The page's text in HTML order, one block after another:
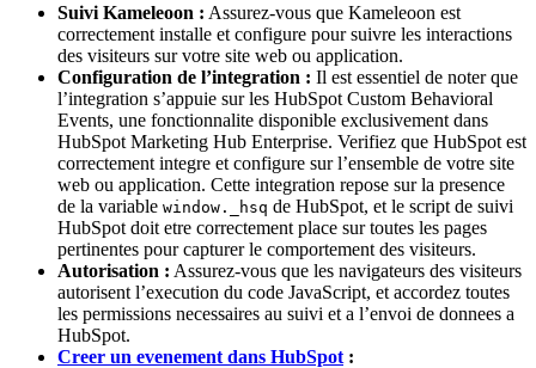
Suivi Kameleoon : Assurez-vous que Kameleoon est
correctement installe et configure pour suivre les interactions
des visiteurs sur votre site web ou application.
Configuration de l’integration : Il est essentiel de noter que
l’integration s’appuie sur les HubSpot Custom Behavioral
Events, une fonctionnalite disponible exclusivement dans
HubSpot Marketing Hub Enterprise. Verifiez que HubSpot est
correctement integre et configure sur l’ensemble de votre site
web ou application. Cette integration repose sur la presence
de la variable window._hsq de HubSpot, et le script de suivi
HubSpot doit etre correctement place sur toutes les pages
pertinentes pour capturer le comportement des visiteurs.
Autorisation : Assurez-vous que les navigateurs des visiteurs
autorisent l’execution du code JavaScript, et accordez toutes
les permissions necessaires au suivi et a l’envoi de donnees a
HubSpot.
Creer un evenement dans HubSpot :